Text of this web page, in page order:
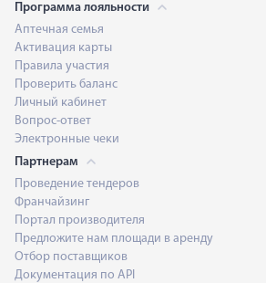
Программа лояльности
Аптечная семья
Активация карты
Правила участия
Проверить баланс
Личный кабинет
Вопрос-ответ
Электронные чеки
Партнерам
Проведение тендеров
Франчайзинг
Портал производителя
Предложите нам площади в аренду
Отбор поставщиков
Документация по API